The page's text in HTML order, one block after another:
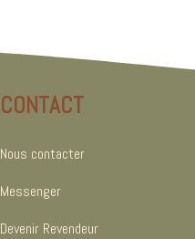
CONTACT
Nous contacter
Messenger
Devenir Revendeur